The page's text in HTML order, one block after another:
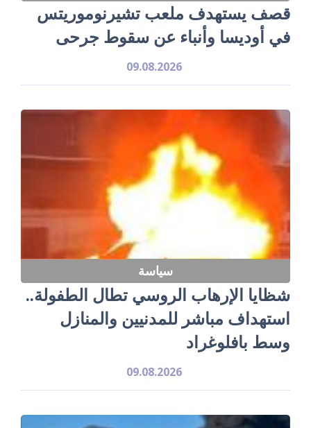
قصف يستهدف ملعب تشيرنوموريتس
في أوديسا وأنباء عن سقوط جرحى
09.08.2026
سياسة
شظايا الإرهاب الروسي تطال الطفولة..
استهداف مباشر للمدنيين والمنازل
وسط بافلوغراد
09.08.2026